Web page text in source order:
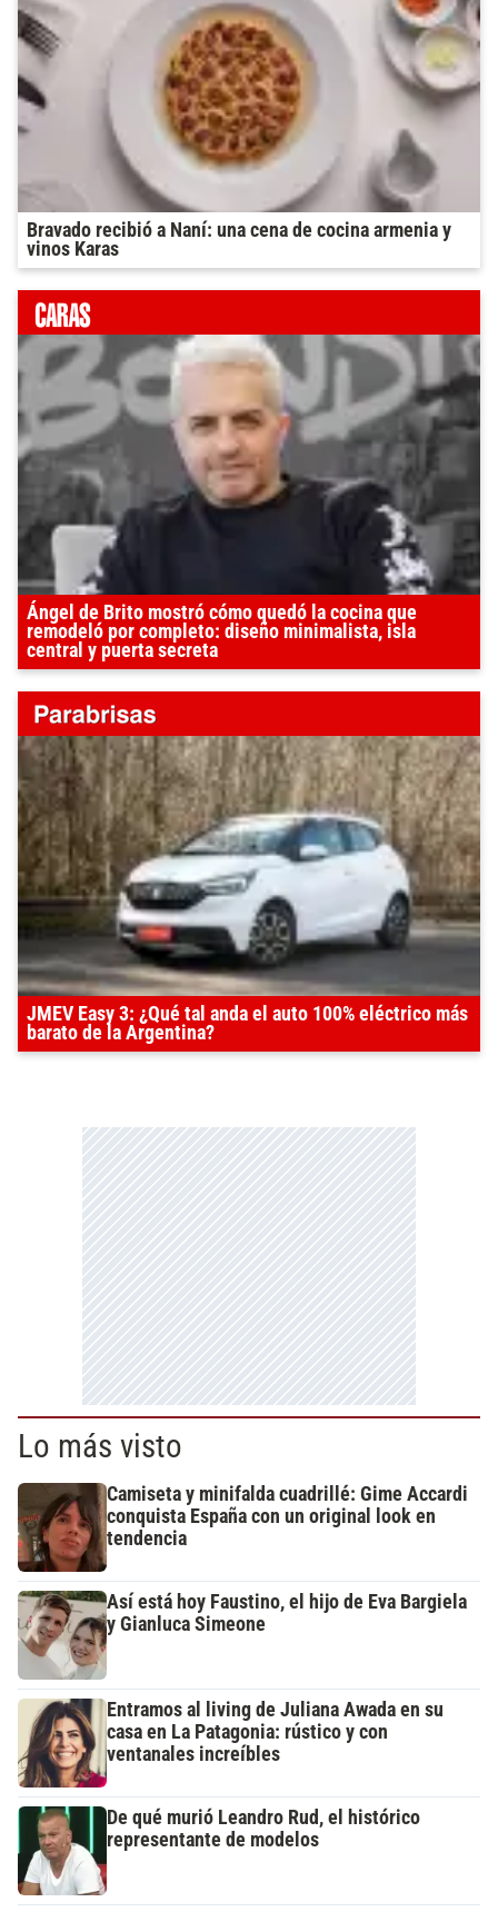
Bravado recibió a Naní: una cena de cocina armenia y
vinos Karas
Ángel de Brito mostró cómo quedó la cocina que
remodeló por completo: diseño minimalista, isla
central y puerta secreta
JMEV Easy 3: ¿Qué tal anda el auto 100% eléctrico más
barato de la Argentina?
Lo más visto
Camiseta y minifalda cuadrillé: Gime Accardi
conquista España con un original look en
tendencia
Así está hoy Faustino, el hijo de Eva Bargiela
y Gianluca Simeone
Entramos al living de Juliana Awada en su
casa en La Patagonia: rústico y con
ventanales increíbles
De qué murió Leandro Rud, el histórico
representante de modelos